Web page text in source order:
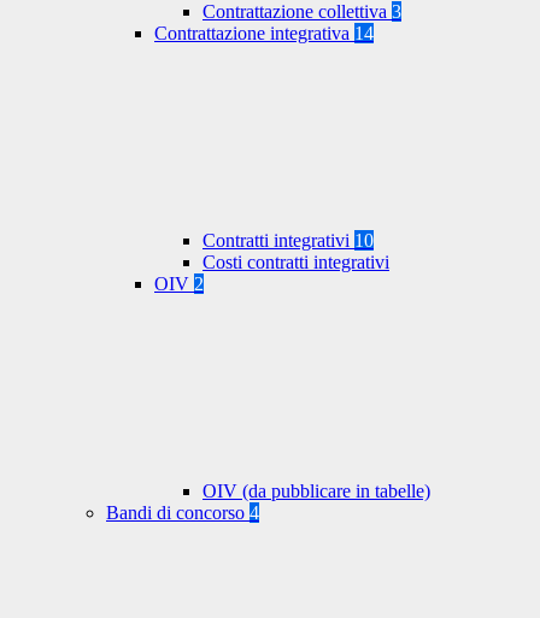
Contrattazione collettiva 3
Contrattazione integrativa 14
Contratti integrativi 10
Costi contratti integrativi
OIV 2
OIV (da pubblicare in tabelle)
Bandi di concorso 4